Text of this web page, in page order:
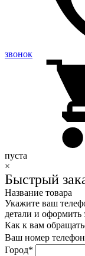
звонок
пуста
×
Быстрый
Название товара
Укажите ваш
детали и оформить
Как к вам
Ваш номер
Город*